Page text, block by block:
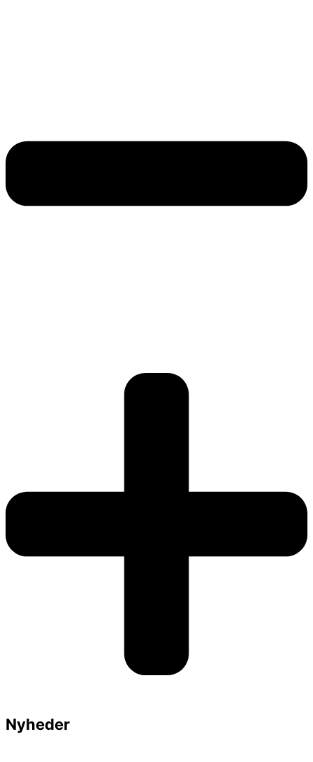
Nyheder